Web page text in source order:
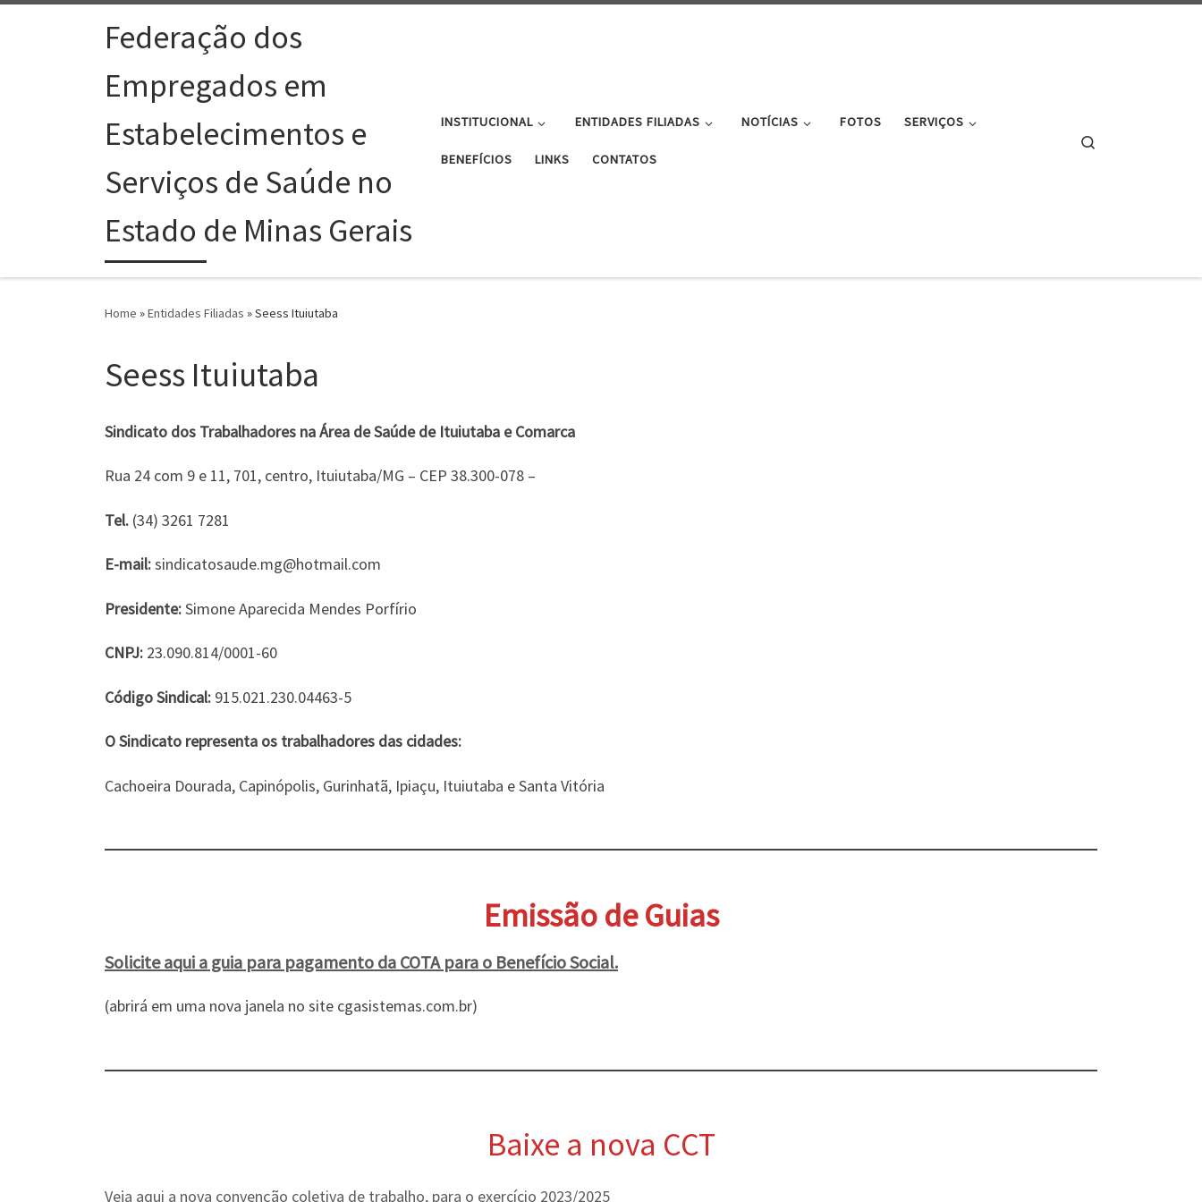
Skip to contentFederação dos
Empregados em
Estabelecimentos e
Serviços de Saúde no
Estado de Minas Gerais
INSTITUCIONAL ENTIDADES FILIADAS NOTÍCIAS FOTOS SERVIÇOS
BENEFÍCIOS LINKS CONTATOS
Home »Entidades Filiadas »Seess Ituiutaba
Seess Ituiutaba
Sindicato dos Trabalhadores na Área de Saúde de Ituiutaba e Comarca
Rua 24 com 9 e 11, 701, centro, Ituiutaba/MG – CEP 38.300-078 –
Tel. (34) 3261 7281
E-mail:sindicatosaude.mg@hotmail.com
Presidente:Simone Aparecida Mendes Porfírio
CNPJ: 23.090.814/0001-60
Código Sindical: 915.021.230.04463-5
O Sindicato representa os trabalhadores das cidades:
Cachoeira Dourada, Capinópolis, Gurinhatã, Ipiaçu, Ituiutaba e Santa Vitória
Emissão de Guias
Solicite aqui a guia para pagamento da COTA para o Benefício Social.
(abrirá em uma nova janela no site cgasistemas.com.br)
Baixe a nova CCT
Veja aqui a nova convenção coletiva de trabalho, para o exercício 2023/2025